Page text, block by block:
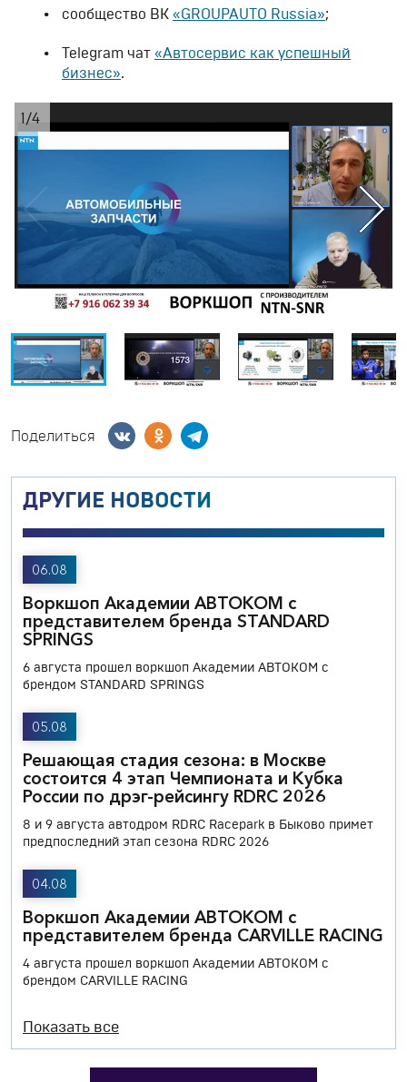
сообщество ВК «GROUPAUTO Russia»;
Telegram чат «Автосервис как успешный
бизнес».
1 /4
Поделиться
ДРУГИЕ НОВОСТИ
06.08
Воркшоп Академии АВТОКОМ с
представителем бренда STANDARD
SPRINGS
6 августа прошел воркшоп Академии АВТОКОМ с
брендом STANDARD SPRINGS
05.08
Решающая стадия сезона: в Москве
состоится 4 этап Чемпионата и Кубка
России по дрэг-рейсингу RDRC 2026
8 и 9 августа автодром RDRC Racepark в Быково примет
предпоследний этап сезона RDRC 2026
04.08
Воркшоп Академии АВТОКОМ с
представителем бренда CARVILLE RACING
4 августа прошел воркшоп Академии АВТОКОМ с
брендом CARVILLE RACING
Показать все